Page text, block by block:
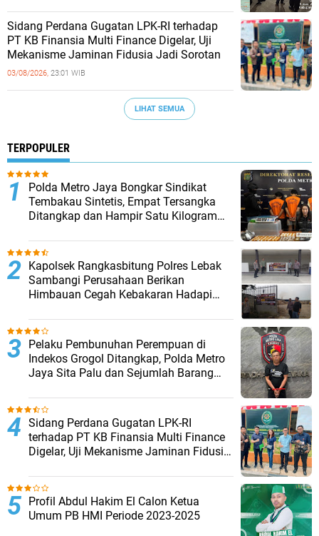
Sidang Perdana Gugatan LPK-RI terhadap
PT KB Finansia Multi Finance Digelar, Uji
Mekanisme Jaminan Fidusia Jadi Sorotan
03/08/2026, 23:01 WIB
LIHAT SEMUA
TERPOPULER
‎Polda Metro Jaya Bongkar Sindikat
Tembakau Sintetis, Empat Tersangka
Ditangkap dan Hampir Satu Kilogram
Kapolsek Rangkasbitung Polres Lebak
Sambangi Perusahaan Berikan
Himbauan Cegah Kebakaran Hadapi
Pelaku Pembunuhan Perempuan di
Indekos Grogol Ditangkap, Polda Metro
Jaya Sita Palu dan Sejumlah Barang
Sidang Perdana Gugatan LPK-RI
terhadap PT KB Finansia Multi Finance
Digelar, Uji Mekanisme Jaminan Fidusia
Profil Abdul Hakim El Calon Ketua
Umum PB HMI Periode 2023-2025